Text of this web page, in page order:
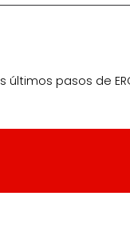
pasos de